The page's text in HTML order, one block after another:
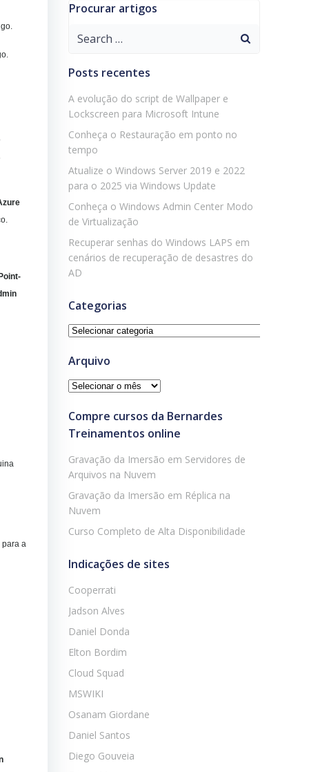
para a
Procurar artigos
Search
Posts recentes
A evolução do script de Wallpaper e
Lockscreen para Microsoft Intune
Conheça o Restauração em ponto no
tempo
Atualize o Windows Server 2019 e 2022
para o 2025 via Windows Update
Conheça o Windows Admin Center Modo
de Virtualização
Recuperar senhas do Windows LAPS em
cenários de recuperação de desastres do
AD
Categorias
Categorias
Arquivo
Arquivo
Compre cursos da Bernardes
Treinamentos online
Gravação da Imersão em Servidores de
Arquivos na Nuvem
Gravação da Imersão em Réplica na
Nuvem
Curso Completo de Alta Disponibilidade
Indicações de sites
Cooperrati
Jadson Alves
Daniel Donda
Elton Bordim
Cloud Squad
MSWIKI
Osanam Giordane
Daniel Santos
Diego Gouveia